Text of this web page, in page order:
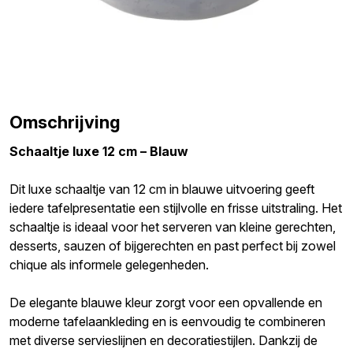
Omschrijving
Schaaltje luxe 12 cm – Blauw
Dit luxe schaaltje van 12 cm in blauwe uitvoering geeft
iedere tafelpresentatie een stijlvolle en frisse uitstraling. Het
schaaltje is ideaal voor het serveren van kleine gerechten,
desserts, sauzen of bijgerechten en past perfect bij zowel
chique als informele gelegenheden.
De elegante blauwe kleur zorgt voor een opvallende en
moderne tafelaankleding en is eenvoudig te combineren
met diverse servieslijnen en decoratiestijlen. Dankzij de